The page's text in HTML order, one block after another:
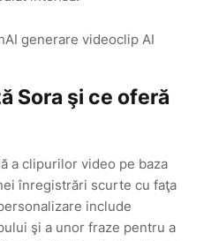
Sora şi ce oferă
a clipurilor video pe baza
înregistrări scurte cu faţa
include
şi a unor fraze pentru a